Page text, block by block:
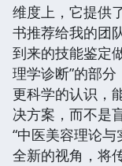
维度上，它提供
书推荐给我的团
到来的技能鉴定
理学诊断”的部
更科学的认识，
决方案，而不是
“中医美容理论
全新的视角，将